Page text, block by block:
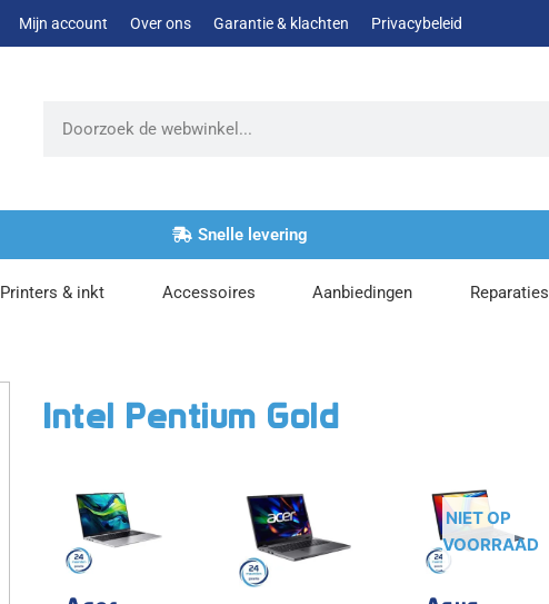
Mijn account Over ons Garantie & klachten Privacybeleid
Snelle levering
Printers & inkt Accessoires Aanbiedingen Reparaties
Intel Pentium Gold
product
heeft
meerdere
variaties.
product
heeft
meerdere
variaties.
NIET OP
VOORRAAD
product
heeft
meerdere
variaties.